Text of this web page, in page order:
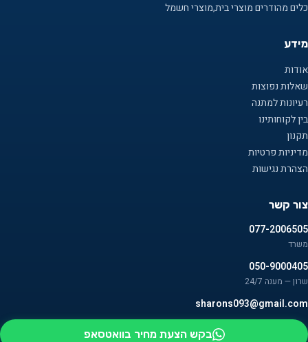
כלים מהודרים מוצרי בית,מוצרי חשמל
מידע
אודות
שאלות נפוצות
רעיונות למתנה
בין לקוחותינו
תקנון
מדיניות פרטיות
הצהרת נגישות
צור קשר
077-2006505
משרד
050-9000405
שרון — מענה 24/7
sharons093@gmail.com
בקש הצעת מחיר בוואטסאפ